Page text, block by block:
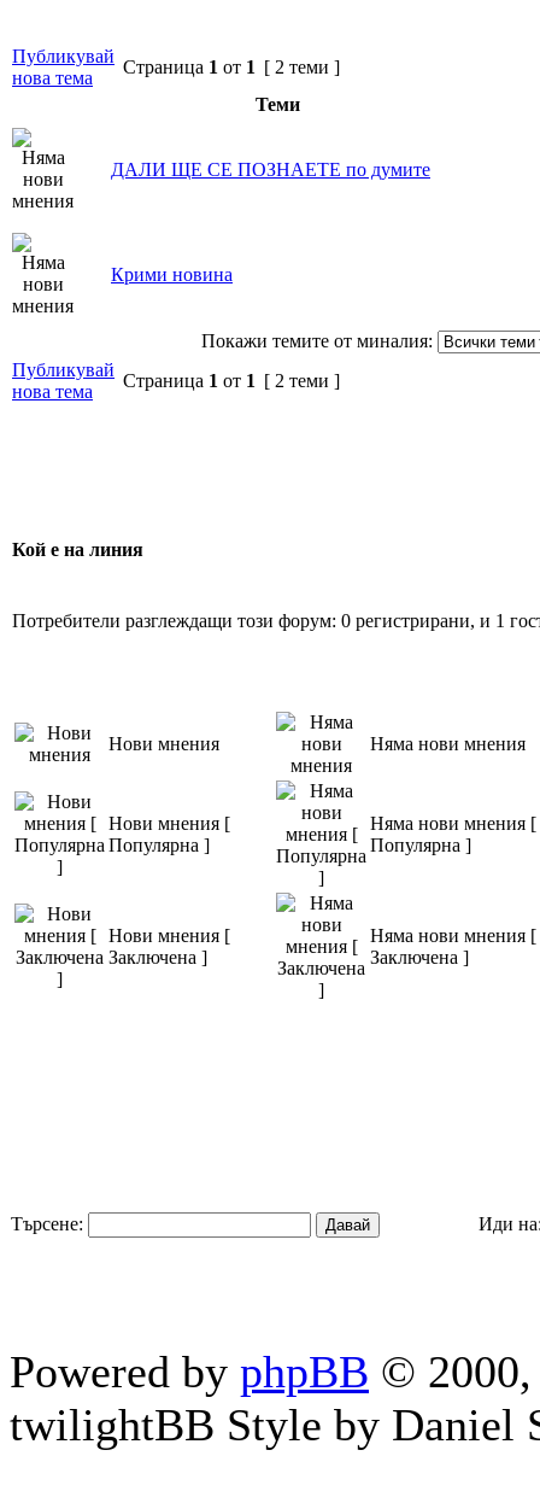
Публикувай
нова тема
Страница 1 от 1 [ 2 теми ]
Теми
ДАЛИ ЩЕ СЕ ПОЗНАЕТЕ по думите
Крими новина
Покажи темите от миналия:
Публикувай
нова тема
Страница 1 от 1 [ 2 теми ]
Кой е на линия
Потребители разглеждащи този форум: 0 регистрирани, и 1
Нови мнения Няма нови мнения
Нови мнения [
Популярна ]
Няма нови мнения [
Популярна ]
Нови мнения [
Заключена ]
Няма нови мнения [
Заключена ]
Търсене: Иди
Powered by phpBB © 2000,
twilightBB Style by Daniel